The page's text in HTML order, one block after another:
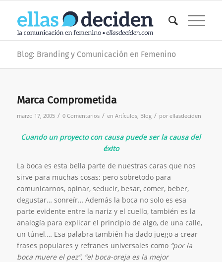
Blog: Branding y Comunicación en Femenino
Marca Comprometida
marzo 17, 2005 / 0 Comentarios / en Artículos, Blog / porellasdeciden
Cuando un proyecto con causa puede ser la causa del
éxito
La boca es esta bella parte de nuestras caras que nos
sirve para muchas cosas; pero sobretodo para
comunicarnos, opinar, seducir, besar, comer, beber,
degustar… sonreír… Además la boca no solo es esa
parte evidente entre la nariz y el cuello, también es la
analogía para explicar el principio de algo, de una calle,
un túnel,… Esa palabra también ha dado juego a crear
frases populares y refranes universales como “por la
boca muere el pez”, “el boca-oreja es la mejor